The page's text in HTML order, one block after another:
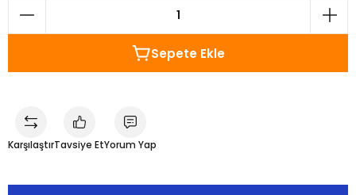
Sepete Ekle
KarşılaştırTavsiye EtYorum Yap